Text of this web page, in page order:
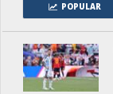
POPULAR